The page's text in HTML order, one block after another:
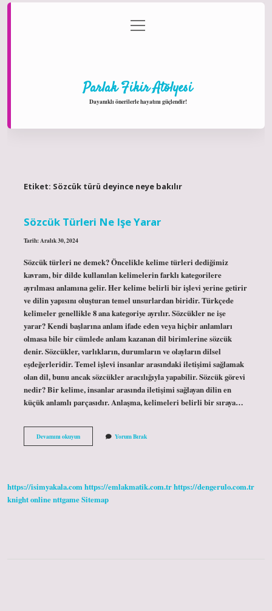
Gizlilik Politikası
menüyü
aç
Parlak Fikir Atölyesi
Dayanıklı önerilerle hayatını güçlendir!
Etiket: Sözcük türü deyince neye bakılır
Sözcük Türleri Ne Işe Yarar
Tarih: Aralık 30, 2024
Sözcük türleri ne demek? Öncelikle kelime türleri dediğimiz
kavram, bir dilde kullanılan kelimelerin farklı kategorilere
ayrılması anlamına gelir. Her kelime belirli bir işlevi yerine getirir
ve dilin yapısını oluşturan temel unsurlardan biridir. Türkçede
kelimeler genellikle 8 ana kategoriye ayrılır. Sözcükler ne işe
yarar? Kendi başlarına anlam ifade eden veya hiçbir anlamları
olmasa bile bir cümlede anlam kazanan dil birimlerine sözcük
denir. Sözcükler, varlıkların, durumların ve olayların dilsel
eşdeğerleridir. Temel işlevi insanlar arasındaki iletişimi sağlamak
olan dil, bunu ancak sözcükler aracılığıyla yapabilir. Sözcük görevi
nedir? Bir kelime, insanlar arasında iletişimi sağlayan dilin en
küçük anlamlı parçasıdır. Anlaşma, kelimeleri belirli bir sıraya…
Devamını okuyunSözcük
Türleri
Yorum Bırak
https://isimyakala.comhttps://emlakmatik.com.trhttps://dengerulo.com.tr
knight onlinenttgameSitemap